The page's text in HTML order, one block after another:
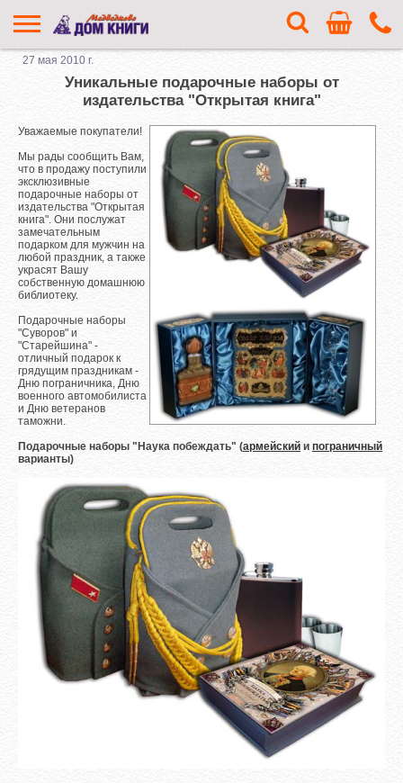
27 мая 2010 г.
Уникальные подарочные наборы от
издательства "Открытая книга"
Уважаемые покупатели!
Мы рады сообщить Вам,
что в продажу поступили
эксклюзивные
подарочные наборы от
издательства "Открытая
книга". Они послужат
замечательным
подарком для мужчин на
любой праздник, а также
украсят Вашу
собственную домашнюю
библиотеку.
Подарочные наборы
"Суворов" и
"Старейшина" -
отличный подарок к
грядущим праздникам -
Дню пограничника, Дню
военного автомобилиста
и Дню ветеранов
таможни.
Подарочные наборы "Наука побеждать" (армейский и пограничный
варианты)